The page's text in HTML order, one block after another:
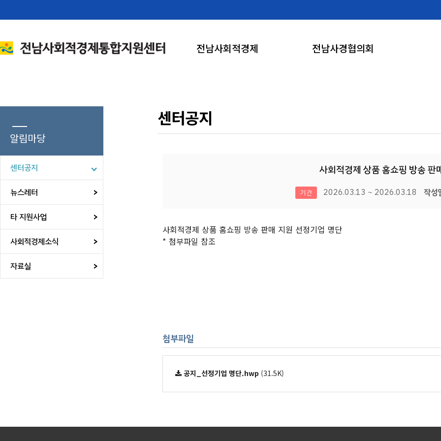
전남사회적경제 전남사경협의회
알림마당
센터공지
뉴스레터
타 지원사업
사회적경제소식
자료실
센터공지
사회적경제 상품 홈쇼핑 방송 판
기간 2026.03.13 ~ 2026.03.18 작성
본문
사회적경제 상품 홈쇼핑 방송 판매 지원 선정기업 명단
* 첨부파일 참조
첨부파일
공지_선정기업 명단.hwp (31.5K)